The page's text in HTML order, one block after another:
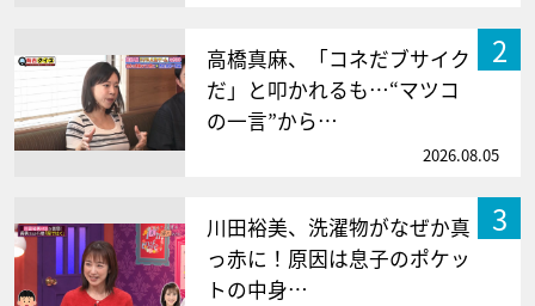
2
高橋真麻、「コネだブサイク
だ」と叩かれるも…“マツコ
の一言”から…
2026.08.05
3
川田裕美、洗濯物がなぜか真
っ赤に！原因は息子のポケッ
トの中身…